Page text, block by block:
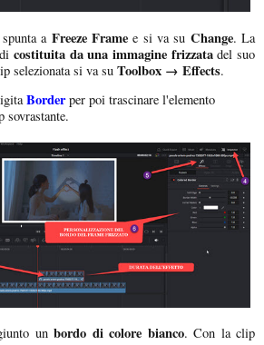
aFreeze Frame e si va su Change. La
costituita da una immagine frizzatadel suo
selezionata si va su Toolbox → Effects.
Borderper poi trascinare l'elemento
unbordo di colore bianco. Con la clip